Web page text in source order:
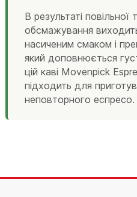
В результаті повільної
обсмажування
насиченим смаком і
який доповнюється
цій каві Movenpick
підходить для
неповторного еспресо.